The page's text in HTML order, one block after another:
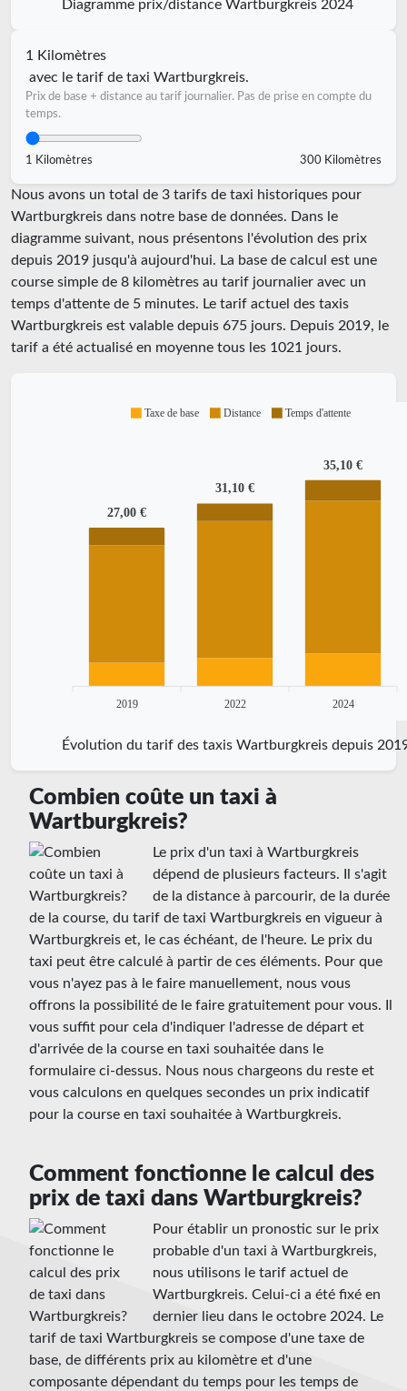
Diagramme prix/distance Wartburgkreis 2024
1 Kilomètres
avec le tarif de taxi Wartburgkreis.
Prix de base + distance au tarif journalier. Pas de prise en compte du
temps.
1 Kilomètres 300 Kilomètres
Nous avons un total de 3 tarifs de taxi historiques pour
Wartburgkreis dans notre base de données. Dans le
diagramme suivant, nous présentons l'évolution des prix
depuis 2019 jusqu'à aujourd'hui. La base de calcul est une
course simple de 8 kilomètres au tarif journalier avec un
temps d'attente de 5 minutes. Le tarif actuel des taxis
Wartburgkreis est valable depuis 675 jours. Depuis 2019, le
tarif a été actualisé en moyenne tous les 1021 jours.
27,00 €
31,10 €
35,10 €
2019 2022 2024
Taxe de base Distance Temps d'attente
Évolution du tarif des taxis Wartburgkreis depuis
Combien coûte un taxi à
Wartburgkreis?
Le prix d'un taxi à Wartburgkreis
dépend de plusieurs facteurs. Il s'agit
de la distance à parcourir, de la durée
de la course, du tarif de taxi Wartburgkreis en vigueur à
Wartburgkreis et, le cas échéant, de l'heure. Le prix du
taxi peut être calculé à partir de ces éléments. Pour que
vous n'ayez pas à le faire manuellement, nous vous
offrons la possibilité de le faire gratuitement pour vous. Il
vous suffit pour cela d'indiquer l'adresse de départ et
d'arrivée de la course en taxi souhaitée dans le
formulaire ci-dessus. Nous nous chargeons du reste et
vous calculons en quelques secondes un prix indicatif
pour la course en taxi souhaitée à Wartburgkreis.
Comment fonctionne le calcul des
prix de taxi dans Wartburgkreis?
Pour établir un pronostic sur le prix
probable d'un taxi à Wartburgkreis,
nous utilisons le tarif actuel de
Wartburgkreis. Celui-ci a été fixé en
dernier lieu dans le octobre 2024. Le
tarif de taxi Wartburgkreis se compose d'une taxe de
base, de différents prix au kilomètre et d'une
composante dépendant du temps pour les temps de